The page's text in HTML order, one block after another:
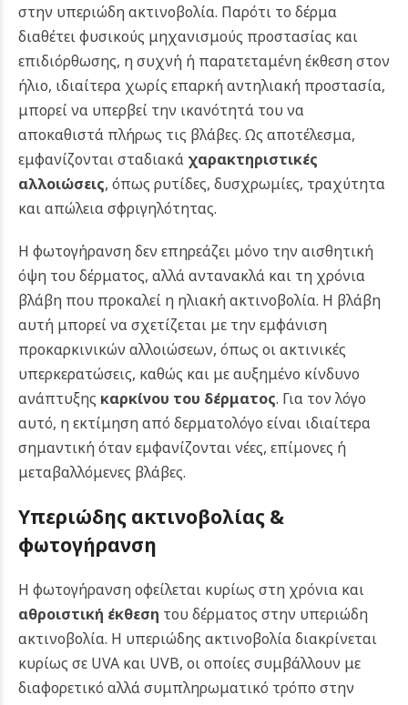
στην υπεριώδη ακτινοβολία. Παρότι το δέρμα
διαθέτει φυσικούς μηχανισμούς προστασίας και
επιδιόρθωσης, η συχνή ή παρατεταμένη έκθεση στον
ήλιο, ιδιαίτερα χωρίς επαρκή αντηλιακή προστασία,
μπορεί να υπερβεί την ικανότητά του να
αποκαθιστά πλήρως τις βλάβες. Ως αποτέλεσμα,
εμφανίζονται σταδιακά χαρακτηριστικές
αλλοιώσεις, όπως ρυτίδες, δυσχρωμίες, τραχύτητα
και απώλεια σφριγηλότητας.
Η φωτογήρανση δεν επηρεάζει μόνο την αισθητική
όψη του δέρματος, αλλά αντανακλά και τη χρόνια
βλάβη που προκαλεί η ηλιακή ακτινοβολία. Η βλάβη
αυτή μπορεί να σχετίζεται με την εμφάνιση
προκαρκινικών αλλοιώσεων, όπως οι ακτινικές
υπερκερατώσεις, καθώς και με αυξημένο κίνδυνο
ανάπτυξης καρκίνου του δέρματος. Για τον λόγο
αυτό, η εκτίμηση από δερματολόγο είναι ιδιαίτερα
σημαντική όταν εμφανίζονται νέες, επίμονες ή
μεταβαλλόμενες βλάβες.
Υπεριώδης ακτινοβολίας &
φωτογήρανση
Η φωτογήρανση οφείλεται κυρίως στη χρόνια και
αθροιστική έκθεση του δέρματος στην υπεριώδη
ακτινοβολία. Η υπεριώδης ακτινοβολία διακρίνεται
κυρίως σε UVA και UVB, οι οποίες συμβάλλουν με
διαφορετικό αλλά συμπληρωματικό τρόπο στην